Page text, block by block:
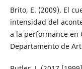
Brito, E. (2009). El
intensidad del
a la performance en
Departamento de